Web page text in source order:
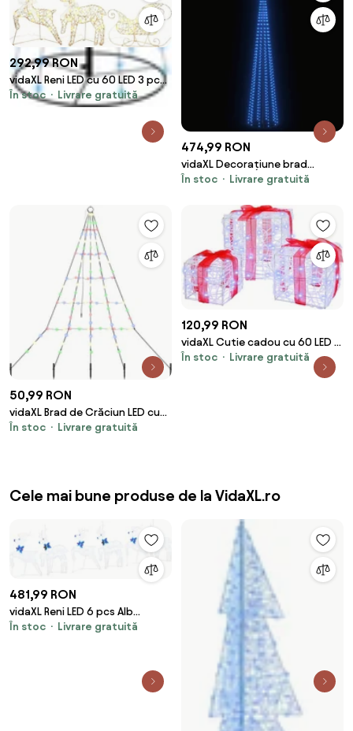
292,99 RON
vidaXL Reni LED cu 60 LED 3 pcs
Alb cald PET
În stoc Livrare gratuită
474,99 RON
vidaXL Decorațiune brad
Crăciun conic 752 LED-uri
În stoc Livrare gratuită
50,99 RON
vidaXL Brad de Crăciun LED cu
țevi de prindere în pământ 182
În stoc Livrare gratuită
120,99 RON
vidaXL Cutie cadou cu 60 LED 3
pcs Alb rece 20 x 20 x 20 cm
În stoc Livrare gratuită
Cele mai bune produse de la VidaXL.ro
481,99 RON
vidaXL Reni LED 6 pcs Alb
țesătură
În stoc Livrare gratuită